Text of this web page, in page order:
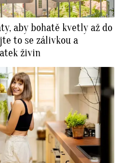
aby bohatě kvetly až do
to se zálivkou a
živin